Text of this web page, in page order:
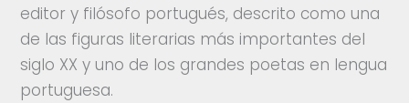
editor y filósofo portugués, descrito como una
de las figuras literarias más importantes del
siglo XX y uno de los grandes poetas en lengua
portuguesa.